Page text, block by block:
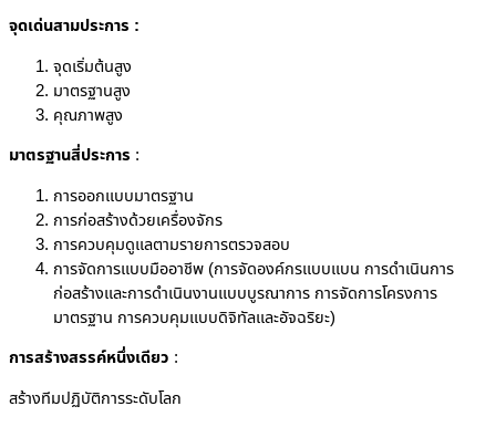
จุดเด่นสามประการ :
จุดเริ่มต้นสูง
มาตรฐานสูง
คุณภาพสูง
มาตรฐานสี่ประการ :
การออกแบบมาตรฐาน
การก่อสร้างด้วยเครื่องจักร
การควบคุมดูแลตามรายการตรวจสอบ
การจัดการแบบมืออาชีพ (การจัดองค์กรแบบแบน การดำเนินการ
ก่อสร้างและการดำเนินงานแบบบูรณาการ การจัดการโครงการ
มาตรฐาน การควบคุมแบบดิจิทัลและอัจฉริยะ)
การสร้างสรรค์หนึ่งเดียว :
สร้างทีมปฏิบัติการระดับโลก